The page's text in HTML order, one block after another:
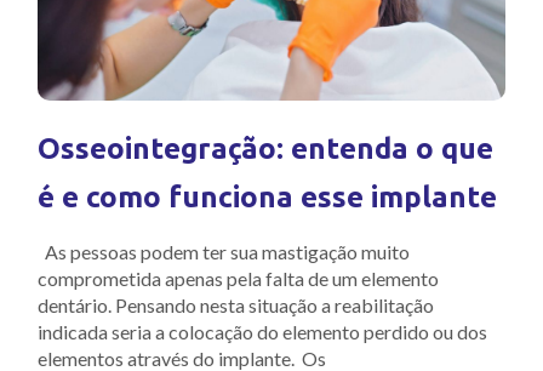
Osseointegração: entenda o que
é e como funciona esse implante
As pessoas podem ter sua mastigação muito
comprometida apenas pela falta de um elemento
dentário. Pensando nesta situação a reabilitação
indicada seria a colocação do elemento perdido ou dos
elementos através do implante. Os